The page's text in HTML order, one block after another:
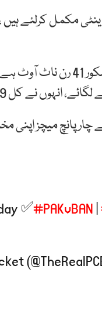
مکمل کرلئے
میچز اپنی
✅#PAKvBAN |